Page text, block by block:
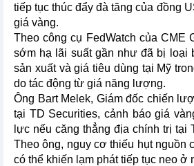
tiếp tục thúc đẩy đà tăng của đồng
giá vàng.
Theo công cụ FedWatch của CME
sớm hạ lãi suất gần như đã bị loại
sản xuất và giá tiêu dùng tại Mỹ
do tác động từ giá năng lượng.
Ông Bart Melek, Giám đốc chiến
tại TD Securities, cảnh báo giá
lực nếu căng thẳng địa chính trị tại
Theo ông, nguy cơ thiếu hụt nguồn
có thể khiến lạm phát tiếp tục neo ở